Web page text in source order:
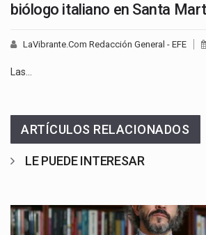
biólogo italiano en Santa
LaVibrante.Com Redacción General - EFE
Las…
ARTÍCULOS RELACIONADOS
LE PUEDE INTERESAR